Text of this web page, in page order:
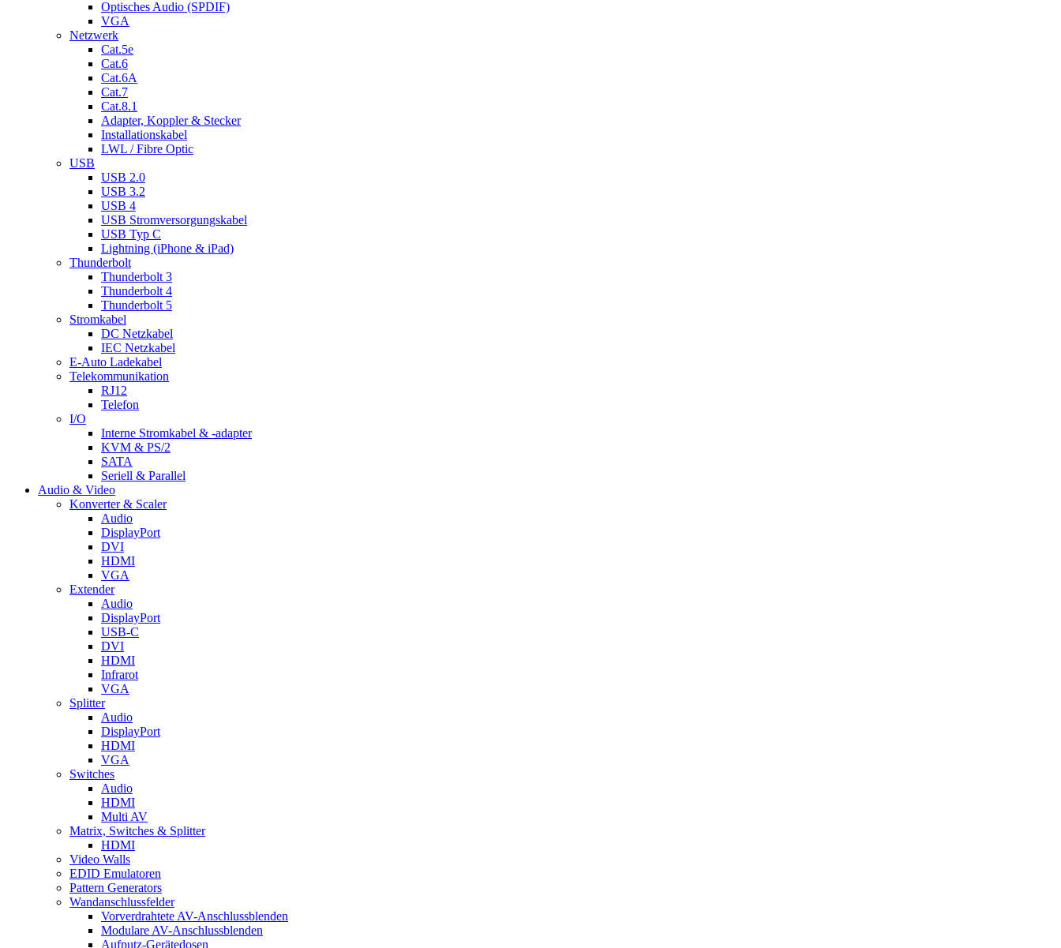
Optisches Audio (SPDIF)
VGA
Netzwerk
Cat.5e
Cat.6
Cat.6A
Cat.7
Cat.8.1
Adapter, Koppler & Stecker
Installationskabel
LWL / Fibre Optic
USB
USB 2.0
USB 3.2
USB 4
USB Stromversorgungskabel
USB Typ C
Lightning (iPhone & iPad)
Thunderbolt
Thunderbolt 3
Thunderbolt 4
Thunderbolt 5
Stromkabel
DC Netzkabel
IEC Netzkabel
E-Auto Ladekabel
Telekommunikation
RJ12
Telefon
I/O
Interne Stromkabel & -adapter
KVM & PS/2
SATA
Seriell & Parallel
Audio & Video
Konverter & Scaler
Audio
DisplayPort
DVI
HDMI
VGA
Extender
Audio
DisplayPort
USB-C
DVI
HDMI
Infrarot
VGA
Splitter
Audio
DisplayPort
HDMI
VGA
Switches
Audio
HDMI
Multi AV
Matrix, Switches & Splitter
HDMI
Video Walls
EDID Emulatoren
Pattern Generators
Wandanschlussfelder
Vorverdrahtete AV-Anschlussblenden
Modulare AV-Anschlussblenden
Aufputz-Gerätedosen